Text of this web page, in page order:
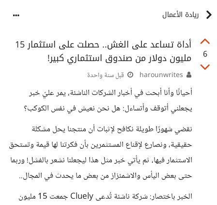
ريادة الأعمال
6
أداة تساعد على الغش.. حصلت على استثمار 15
مليون دولار من صندوق استثماري كبير!
قبل سنة واحدة
أحيانًا وأنا أبحث في أخبار الشركات الناشئة، يمر عليّ خبر
يجعلني أتوقف وأتساءل: هل نحن نعيش في نفس الكوكب؟
نقضي شهورًا طويلة نكافح لإثبات أن منتجنا يحل مشكلة
حقيقية، ونصارع لإقناع المستثمرين بأن فكرتنا لها قيمة وتستحق
الاستثمار فيها، ثم يأتي خبر مثل هذا ليجعلنا نشعر بالفشل! وربما
حتى بعض اليأس والاشمئزاز من بعض ما يحدث في المجال..
الخبر باختصار: شركة ناشئة تُدعى Cluely جمعت 15 مليون